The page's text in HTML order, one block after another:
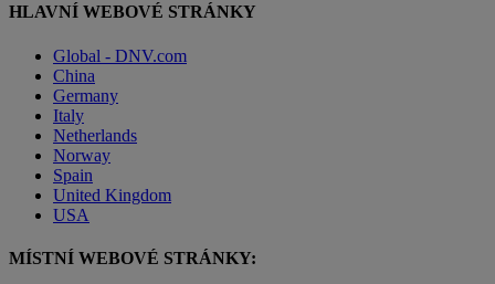
HLAVNÍ WEBOVÉ STRÁNKY
Global - DNV.com
China
Germany
Italy
Netherlands
Norway
Spain
United Kingdom
USA
MÍSTNÍ WEBOVÉ STRÁNKY: